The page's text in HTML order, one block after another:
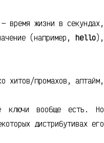
время жизни в секундах,
(например, hello),
хитов/промахов, аптайм,
ключи вообще есть. Но
дистрибутивах его